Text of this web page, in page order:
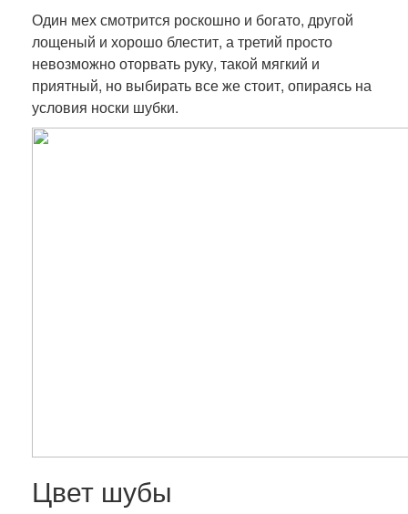
Один мех смотрится роскошно и богато, другой
лощеный и хорошо блестит, а третий просто
невозможно оторвать руку, такой мягкий и
приятный, но выбирать все же стоит, опираясь на
условия носки шубки.
Цвет шубы